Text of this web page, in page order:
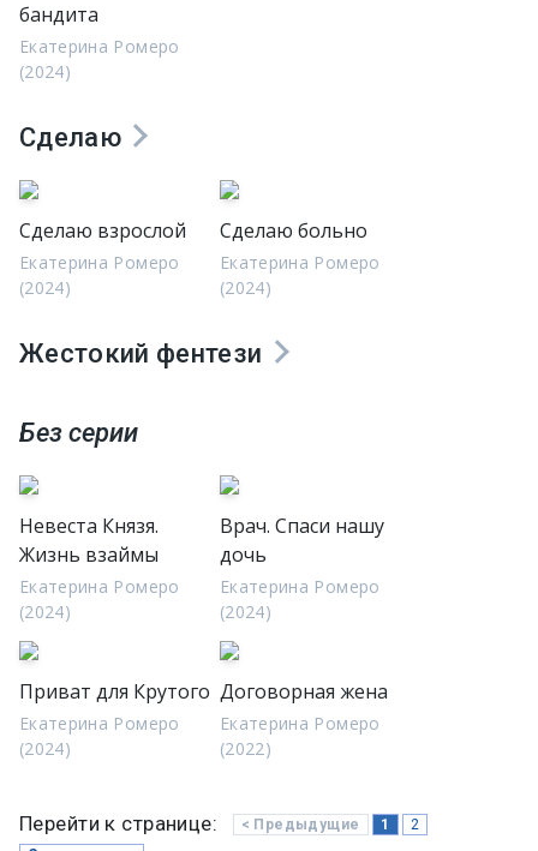
бандита
Екатерина Ромеро
(2024)
Сделаю
Сделаю взрослой
Екатерина Ромеро
(2024)
Сделаю больно
Екатерина Ромеро
(2024)
Жестокий фентези
Без серии
Невеста Князя.
Жизнь взаймы
Екатерина Ромеро
(2024)
Врач. Спаси нашу
дочь
Екатерина Ромеро
(2024)
Приват для Крутого
Екатерина Ромеро
(2024)
Договорная жена
Екатерина Ромеро
(2022)
Перейти к странице: < Предыдущие 1
2